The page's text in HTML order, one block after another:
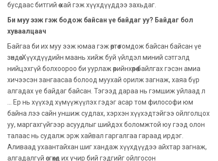
бусдаас битгий өө хай гэж хүүхдүүддээ захьдаг.
Би муу ээж гэж бодож байсан үе байдаг уу? Байдаг бол
хуваалцаач
Байгаа би их муу ээж юмаа гэж өөртөө гомдож байсан байсан үе
зөндөө. Хүүхдүүдийн маань хийж буй үйлдэл миний сэтгэлд
нийцэхгүй болхоороо би уурлаж өөрийнхөөрөө байлгах гэсэн амиа
хичээсэн зангаасаа болоод муухай орилж загнаж, хаяа бүр
алгадах үе байдаг байсан. Тэгээд дараа нь гэмшиж уйлаад л
... Ер нь хүүхэд хүмүүжүүлэх гэдэг асар том философи юм
байна лээ сайн уншиж судлах, хэрхэн хүүхэдтэйгээ ойлголцох
уу, маргахгүйгээр асуудлыг шийдэх боломжтой юу гээд олон
талаас нь судалж эрж хайвал гаргалгаа гараад ирдэг.
Аливаад ухаантайхан шиг хандаж хүүхдүүдээ айхтар загнаж,
алгадалгүй өсгөхөд их учир бий гэдгийг ойлгосон